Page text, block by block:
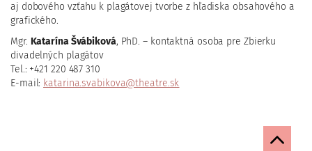
aj dobového vzťahu k plagátovej tvorbe z hľadiska obsahového a
grafického.
Mgr. Katarína Švábiková, PhD. – kontaktná osoba pre Zbierku
divadelných plagátov
Tel.: +421 220 487 310
E-mail: katarina.svabikova@theatre.sk